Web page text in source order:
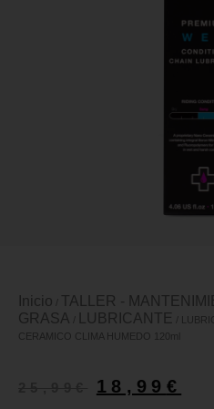
Inicio TALLER -
GRASA
LUBRICANTE
/
CERAMICO CLIMA HUMEDO 120ml
18,99 €